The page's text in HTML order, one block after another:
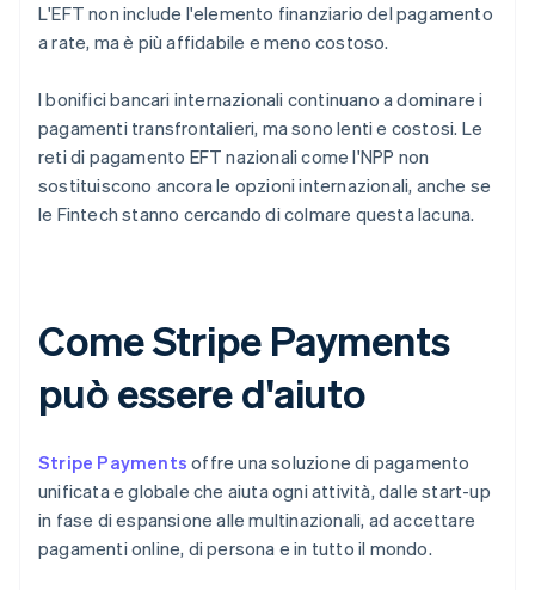
L'EFT non include l'elemento finanziario del pagamento
a rate, ma è più affidabile e meno costoso.
I bonifici bancari internazionali continuano a dominare i
pagamenti transfrontalieri, ma sono lenti e costosi. Le
reti di pagamento EFT nazionali come l'NPP non
sostituiscono ancora le opzioni internazionali, anche se
le Fintech stanno cercando di colmare questa lacuna.
Come Stripe Payments
può essere d'aiuto
Stripe Payments offre una soluzione di pagamento
unificata e globale che aiuta ogni attività, dalle start-up
in fase di espansione alle multinazionali, ad accettare
pagamenti online, di persona e in tutto il mondo.